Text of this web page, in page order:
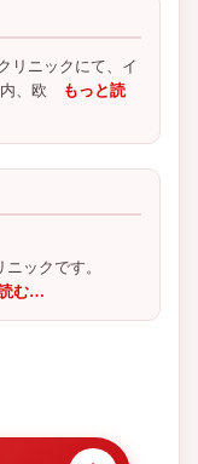
リニックにて、イ
、欧 もっと読
ックです。
む…